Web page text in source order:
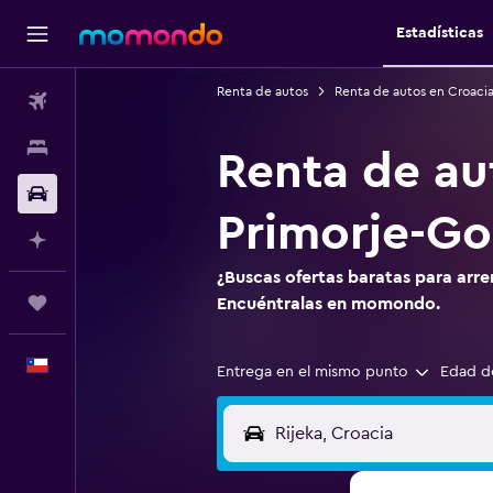
Estadísticas
Renta de autos Renta de autos en Croacia
Renta de
Primorje-
¿Buscas ofertas baratas para
Encuéntralas en momondo.
Entrega en el mismo punto Edad